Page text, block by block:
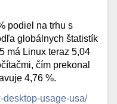
podiel na trhu s
globálnych štatistík
má Linux teraz 5,04
čím prekonal
4,76 %.
desktop-usage-usa/